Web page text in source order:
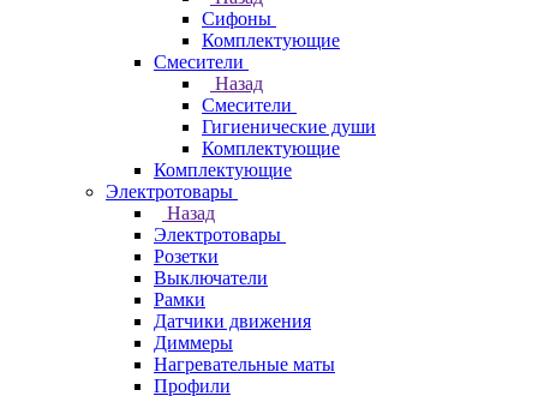
Сифоны
Комплектующие
Смесители
Назад
Смесители
Гигиенические души
Комплектующие
Комплектующие
Электротовары
Назад
Электротовары
Розетки
Выключатели
Рамки
Датчики движения
Диммеры
Нагревательные маты
Профили